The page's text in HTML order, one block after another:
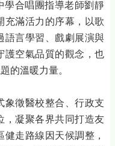
學合唱團指導老師劉靜
充滿活力的序幕，以歌
語言學習、戲劇展演與
護空氣品質的觀念，也
的溫暖力量。
徵醫校整合、行政支
，凝聚各界共同打造友
走路線因天候調整，